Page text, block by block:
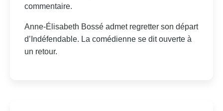
commentaire.
Anne-Élisabeth Bossé admet regretter son départ
d’Indéfendable. La comédienne se dit ouverte à
un retour.